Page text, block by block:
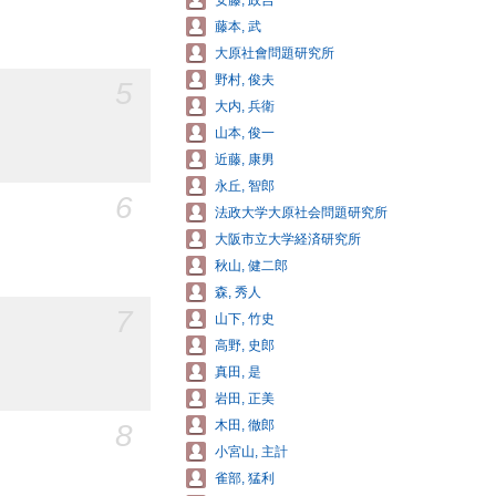
6
8
藤本, 武
大原社會問題研究所
野村, 俊夫
大内, 兵衛
山本, 俊一
近藤, 康男
永丘, 智郎
法政大学大原社会問題研究所
大阪市立大学経済研究所
秋山, 健二郎
森, 秀人
山下, 竹史
高野, 史郎
真田, 是
岩田, 正美
木田, 徹郎
小宮山, 主計
雀部, 猛利